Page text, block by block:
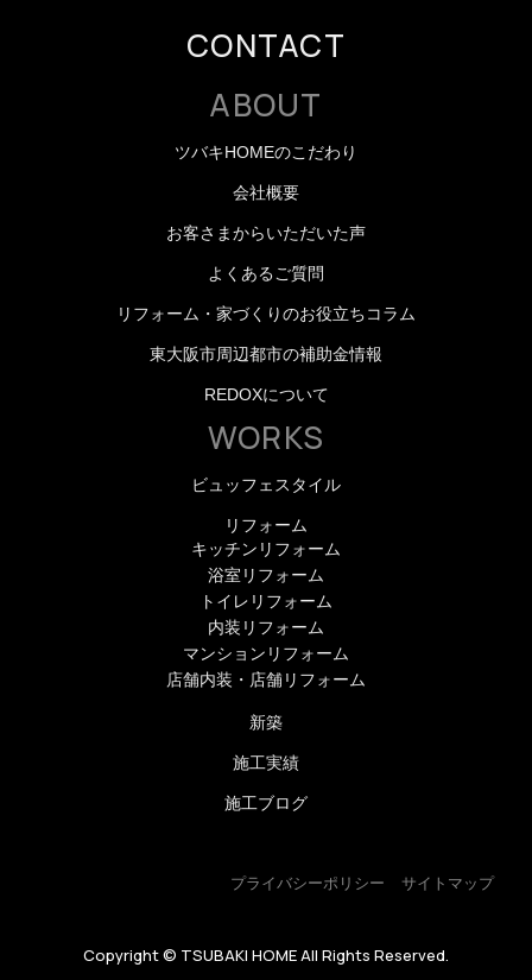
CONTACT
ABOUT
ツバキHOMEのこだわり
会社概要
お客さまからいただいた声
よくあるご質問
リフォーム・家づくりのお役立ちコラム
東大阪市周辺都市の補助金情報
REDOXについて
WORKS
ビュッフェスタイル
リフォーム
キッチンリフォーム
浴室リフォーム
トイレリフォーム
内装リフォーム
マンションリフォーム
店舗内装・店舗リフォーム
新築
施工実績
施工ブログ
プライバシーポリシー サイトマップ
Copyright © TSUBAKI HOME All Rights Reserved.